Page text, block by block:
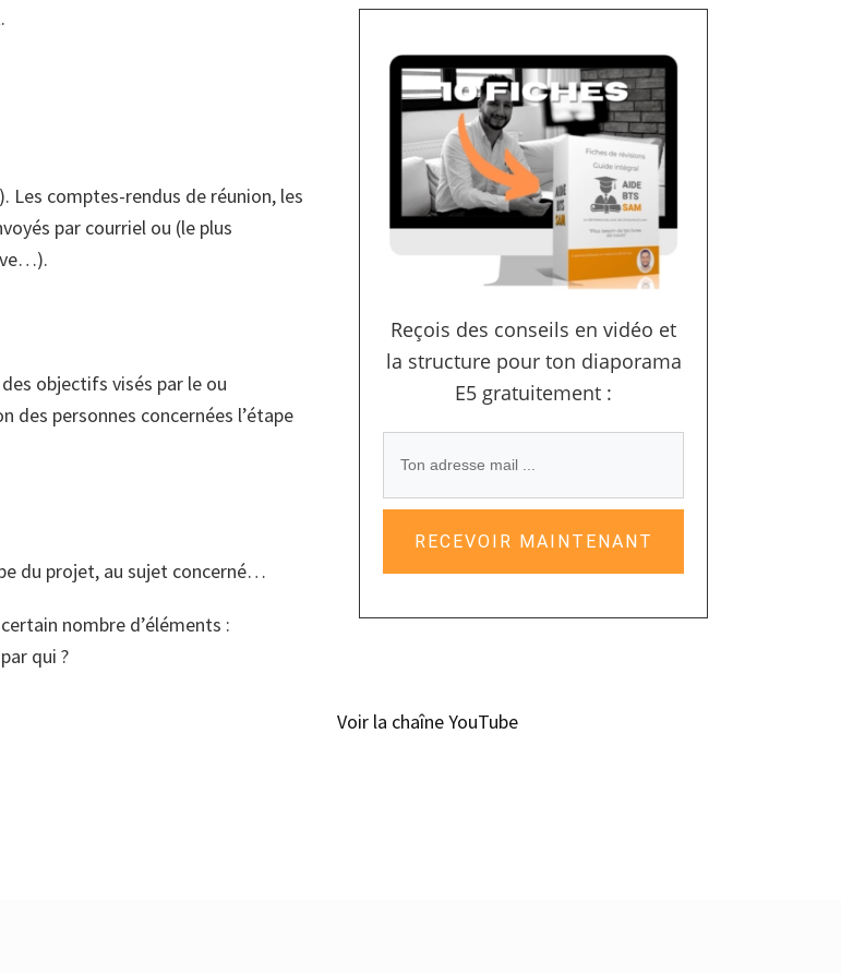
Les comptes-rendus de réunion, les
par courriel ou (le plus
objectifs visés par le ou
personnes concernées l’étape
du projet, au sujet concerné…
nombre d’éléments :
qui ?
Reçois des conseils en vidéo et
la structure pour ton diaporama
E5 gratuitement :
RECEVOIR MAINTENANT
Voir la chaîne YouTube